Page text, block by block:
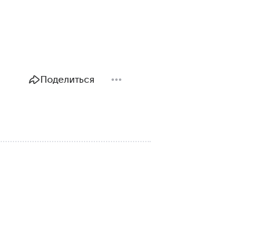
Поделиться